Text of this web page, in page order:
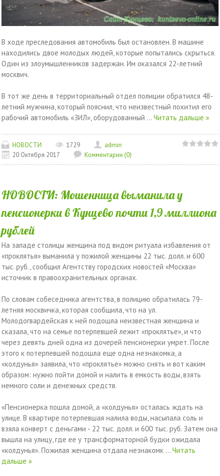
В ходе преследования автомобиль был остановлен. В машине
находились двое молодых людей, которые попытались скрыться.
Один из злоумышленников задержан. Им оказался 22-летний
москвич.
В тот же день в территориальный отдел полиции обратился 48-
летний мужчина, который пояснил, что неизвестный похитил его
рабочий автомобиль «ЗИЛ», оборудованный ... Читать дальше »
НОВОСТИ 1729
admin
20 Октября 2017
Комментарии (0)
НОВОСТИ: Мошенница выманила у
пенсионерки в Кунцево почти 1,9 миллиона
рублей
На западе столицы женщина под видом ритуала избавления от
«проклятья» выманила у пожилой женщины 22 тыс. долл. и 600
тыс. руб., сообщил Агентству городских новостей «Москва»
источник в правоохранительных органах.
По словам собеседника агентства, в полицию обратилась 79-
летняя москвичка, которая сообщила, что на ул.
Молодогвардейская к ней подошла неизвестная женщина и
сказала, что на семье потерпевшей лежит «проклятье», и что
через девять дней одна из дочерей пенсионерки умрет. После
этого к потерпевшей подошла еще одна незнакомка, а
«колдунья» заявила, что «проклятье» можно снять и вот каким
образом: нужно пойти домой и налить в емкость воды, взять
немного соли и денежных средств.
«Пенсионерка пошла домой, а «колдунья» осталась ждать на
улице. В квартире потерпевшая налила воды, насыпала соль и
взяла конверт с деньгами - 22 тыс. долл. и 600 тыс. руб. Затем она
вышла на улицу, где ее у трансформаторной будки ожидала
«колдунья». Пожилая женщина отдала незнакомк ... Читать
дальше »